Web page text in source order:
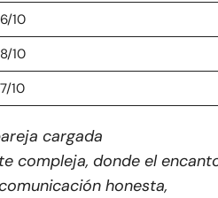
6/10
8/10
7/10
cargada
compleja, donde el
honesta,